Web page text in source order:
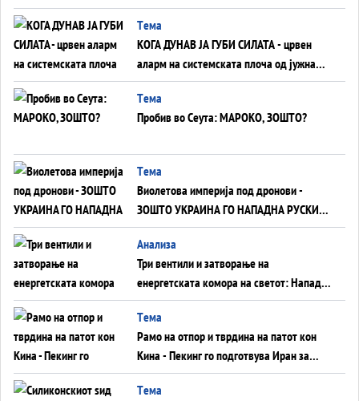
ВНУЦИ ДА ГИ ЗАМЕНАТ
Tема
КОГА ДУНАВ ЈА ГУБИ СИЛАТА - црвен
аларм на системската плоча од јужна
Германија до Црното Море...
Tема
Пробив во Сеута: МАРОКО, ЗОШТО?
Tема
Виолетова империја под дронови -
ЗОШТО УКРАИНА ГО НАПАДНА РУСКИОТ
WILDBERRIES
Aнализа
Три вентили и затворање на
енергетската комора на светот: Нападот
во Суец најавува глобален енергетски
инфаркт?
Tема
Рамо на отпор и тврдина на патот кон
Кина - Пекинг го подготвува Иран за
американска копнена инвазија
Tема